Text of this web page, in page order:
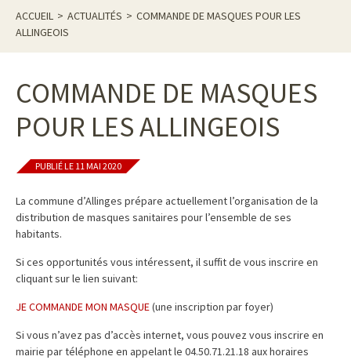
ACCUEIL > ACTUALITÉS > COMMANDE DE MASQUES POUR LES
ALLINGEOIS
COMMANDE DE MASQUES
POUR LES ALLINGEOIS
PUBLIÉ LE 11 MAI 2020
La commune d’Allinges prépare actuellement l’organisation de la
distribution de masques sanitaires pour l’ensemble de ses
habitants.
Si ces opportunités vous intéressent, il suffit de vous inscrire en
cliquant sur le lien suivant:
JE COMMANDE MON MASQUE(une inscription par foyer)
Si vous n’avez pas d’accès internet, vous pouvez vous inscrire en
mairie par téléphone en appelant le 04.50.71.21.18 aux horaires